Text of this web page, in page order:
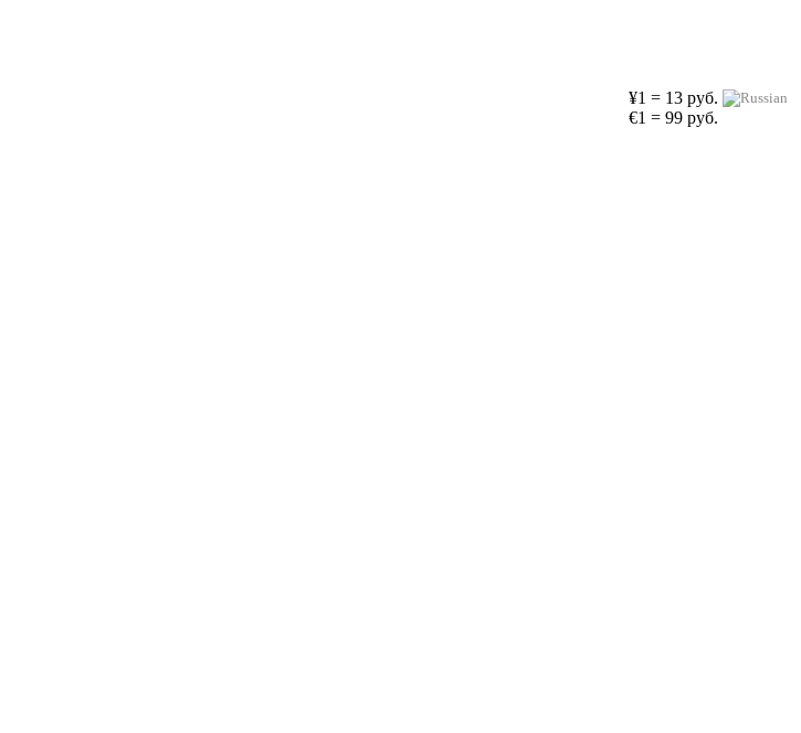
¥1 = 13 руб.
€1 = 99 руб.